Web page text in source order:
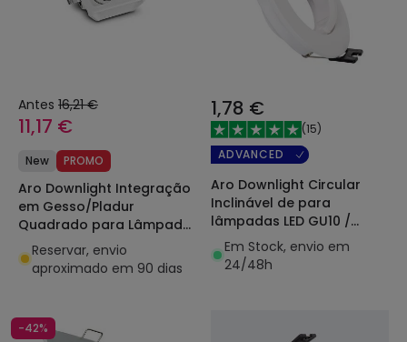
Antes 16,21 €
11,17 €
New PROMO
Aro Downlight Integração
em Gesso/Pladur
Quadrado para Lâmpada
LED GU10 / GU5.3 Corte
158x158 mm UGR17
Reservar, envio
aproximado em 90 dias
1,78 €
(15)
ADVANCED
Aro Downlight Circular
Inclinável de para
lâmpadas LED GU10 /
GU5.3 Corte Ø 70 mm
Em Stock, envio em
24/48h
-42%